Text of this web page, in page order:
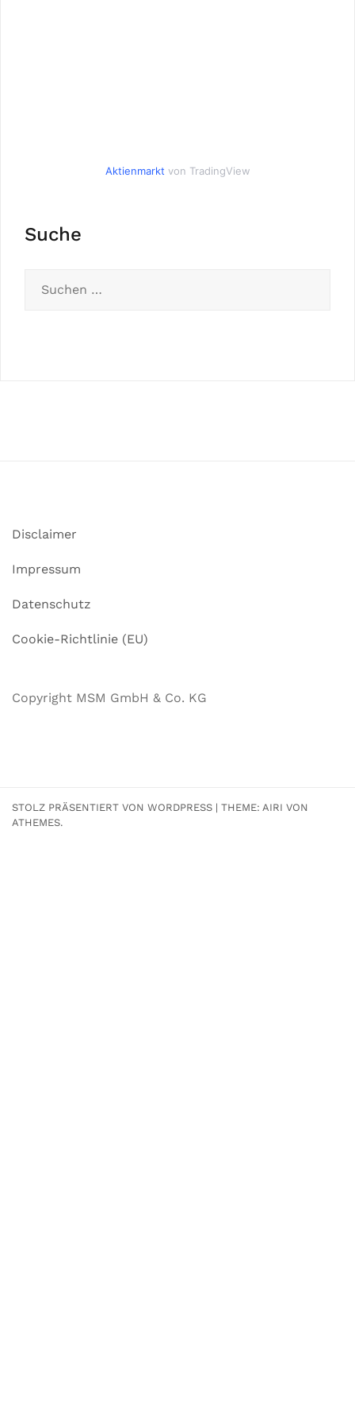
Aktienmarkt von TradingView
Suche
Disclaimer
Impressum
Datenschutz
Cookie-Richtlinie (EU)
Copyright MSM GmbH & Co. KG
STOLZ PRÄSENTIERT VON WORDPRESS | THEME: AIRI VON
ATHEMES.